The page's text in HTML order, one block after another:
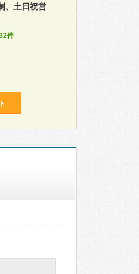
、土日祝営
件